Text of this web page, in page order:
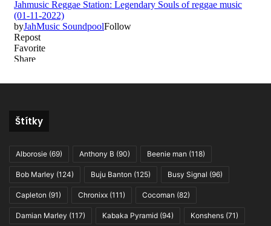
Štítky
Alborosie (69) Anthony B (90) Beenie man (118)
Bob Marley (124) Buju Banton (125) Busy Signal (96)
Capleton (91) Chronixx (111) Cocoman (82)
Damian Marley (117) Kabaka Pyramid (94) Konshens (71)